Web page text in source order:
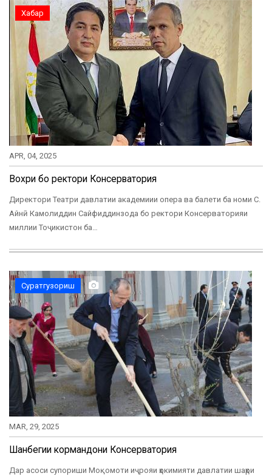
Хабар
APR, 04, 2025
Вохӯри бо ректори Консерватория
Директори Театри давлатии академиии опера ва балети ба номи С.
Айнӣ Камолиддин Сайфиддинзода бо ректори Консерваторияи
миллии Тоҷикистон ба…
Суратгузориш
MAR, 29, 2025
Шанбегии кормандони Консерватория
Дар асоси супориши Моқомоти иҷрояи ҳокимияти давлатии шаҳри